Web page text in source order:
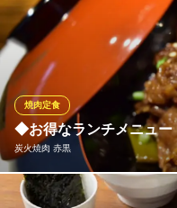
平日のランチはパスタラン
き)880円から！ またお昼か
み】のランチもご用意！ 土
題付きランチもやってます
ンチドリンクは豊富！
おすすめランチメニュー
2,090円(税込)
◆お得なランチメニュー
炭火焼肉 赤黒
焼肉定食
豚トロ、豚バラの2種盛り